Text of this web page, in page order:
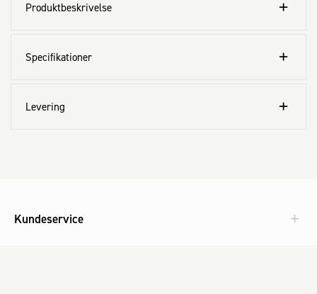
Produktbeskrivelse
Specifikationer
Levering
Kundeservice